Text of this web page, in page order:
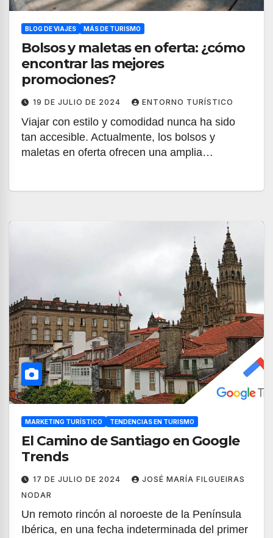
BLOG DE VIAJES MÁS DE TURISMO
Bolsos y maletas en oferta: ¿cómo
encontrar las mejores
promociones?
19 DE JULIO DE 2024 ENTORNO TURÍSTICO
Viajar con estilo y comodidad nunca ha sido
tan accesible. Actualmente, los bolsos y
maletas en oferta ofrecen una amplia…
MARKETING TURÍSTICO TENDENCIAS EN TURISMO
El Camino de Santiago en Google
Trends
17 DE JULIO DE 2024
JOSÉ MARÍA FILGUEIRAS
NODAR
Un remoto rincón al noroeste de la Península
Ibérica, en una fecha indeterminada del primer